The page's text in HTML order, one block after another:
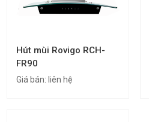
Hút mùi Rovigo RCH-
FR90
Giá bán: liên hệ